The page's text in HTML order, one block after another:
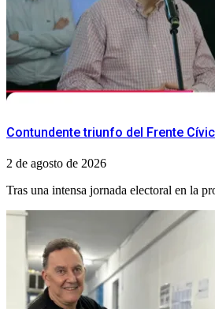
Contundente triunfo del Frente
2 de agosto de 2026
Tras una intensa jornada electoral en la